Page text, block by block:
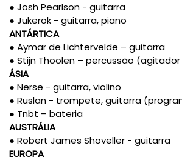
● Josh Pearlson - guitarra
● Jukerok - guitarra, piano
ANTÁRTICA
● Aymar de Lichtervelde – guitarra
● Stijn Thoolen – percussão
ÁSIA
● Nerse - guitarra, violino
● Ruslan - trompete, guitarra
● Tnbt – bateria
AUSTRÁLIA
● Robert James Shoveller - guitarra
EUROPA